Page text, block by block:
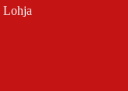
Lohja